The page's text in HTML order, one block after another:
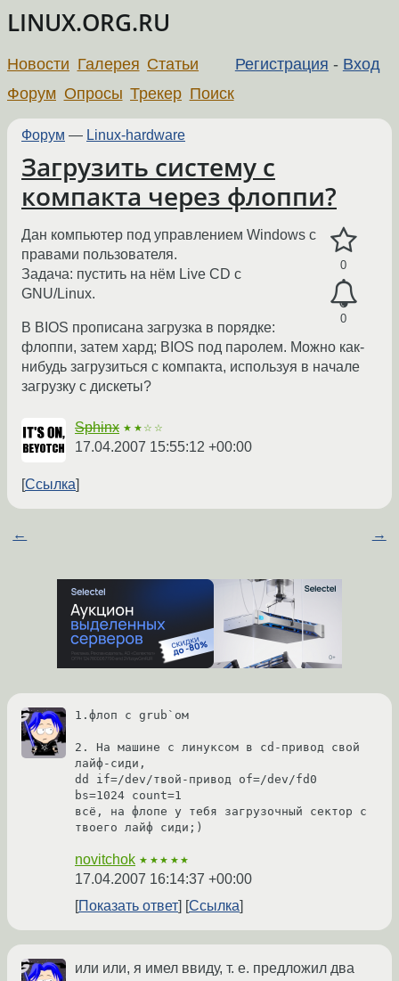
LINUX.ORG.RU
Регистрация - Вход
Новости Галерея Статьи
Форум Опросы Трекер Поиск
Форум — Linux-hardware
Загрузить систему с
компакта через флоппи?
0
0
Дан компьютер под управлением Windows с
правами пользователя.
Задача: пустить на нём Live CD с
GNU/Linux.
В BIOS прописана загрузка в порядке:
флоппи, затем хард; BIOS под паролем. Можно как-
нибудь загрузиться с компакта, используя в начале
загрузку с дискеты?
Sphinx ★★☆☆
17.04.2007 15:55:12 +00:00
Ссылка
← →
1.флоп с grub`ом
2. На машине с линуксом в cd-привод свой
лайф-сиди,
dd if=/dev/твой-привод of=/dev/fd0
bs=1024 count=1
всё, на флопе у тебя загрузочный сектор с
твоего лайф сиди;)
novitchok ★★★★★
17.04.2007 16:14:37 +00:00
Показать ответ
Ссылка
или или, я имел ввиду, т. е. предложил два